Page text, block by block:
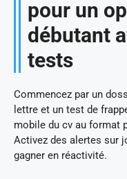
pour un
débutant
tests
Commencez par un
lettre et un test de
mobile du cv au format
Activez des alertes sur
gagner en réactivité.